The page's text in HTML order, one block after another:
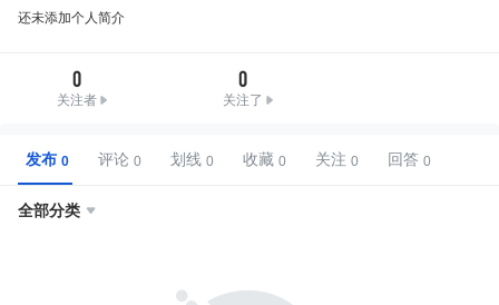
还未添加个人简介
0
关注者
0
关注了
发布 评论 划线 收藏 关注 回答
全部分类 